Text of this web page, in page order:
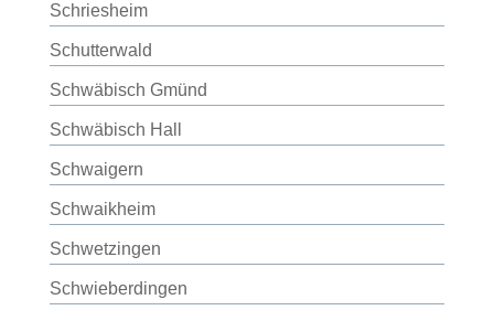
Schriesheim
Schutterwald
Schwäbisch Gmünd
Schwäbisch Hall
Schwaigern
Schwaikheim
Schwetzingen
Schwieberdingen